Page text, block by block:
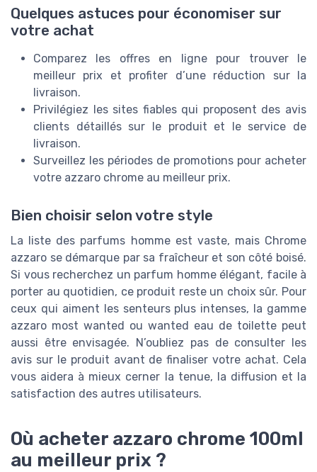
Quelques astuces pour économiser sur
votre achat
Comparez les offres en ligne pour trouver le
meilleur prix et profiter d’une réduction sur la
livraison.
Privilégiez les sites fiables qui proposent des avis
clients détaillés sur le produit et le service de
livraison.
Surveillez les périodes de promotions pour acheter
votre azzaro chrome au meilleur prix.
Bien choisir selon votre style
La liste des parfums homme est vaste, mais Chrome
azzaro se démarque par sa fraîcheur et son côté boisé.
Si vous recherchez un parfum homme élégant, facile à
porter au quotidien, ce produit reste un choix sûr. Pour
ceux qui aiment les senteurs plus intenses, la gamme
azzaro most wanted ou wanted eau de toilette peut
aussi être envisagée. N’oubliez pas de consulter les
avis sur le produit avant de finaliser votre achat. Cela
vous aidera à mieux cerner la tenue, la diffusion et la
satisfaction des autres utilisateurs.
Où acheter azzaro chrome 100ml
au meilleur prix ?